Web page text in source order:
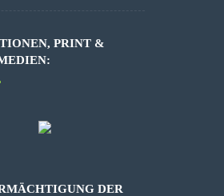
PRINT &
DER